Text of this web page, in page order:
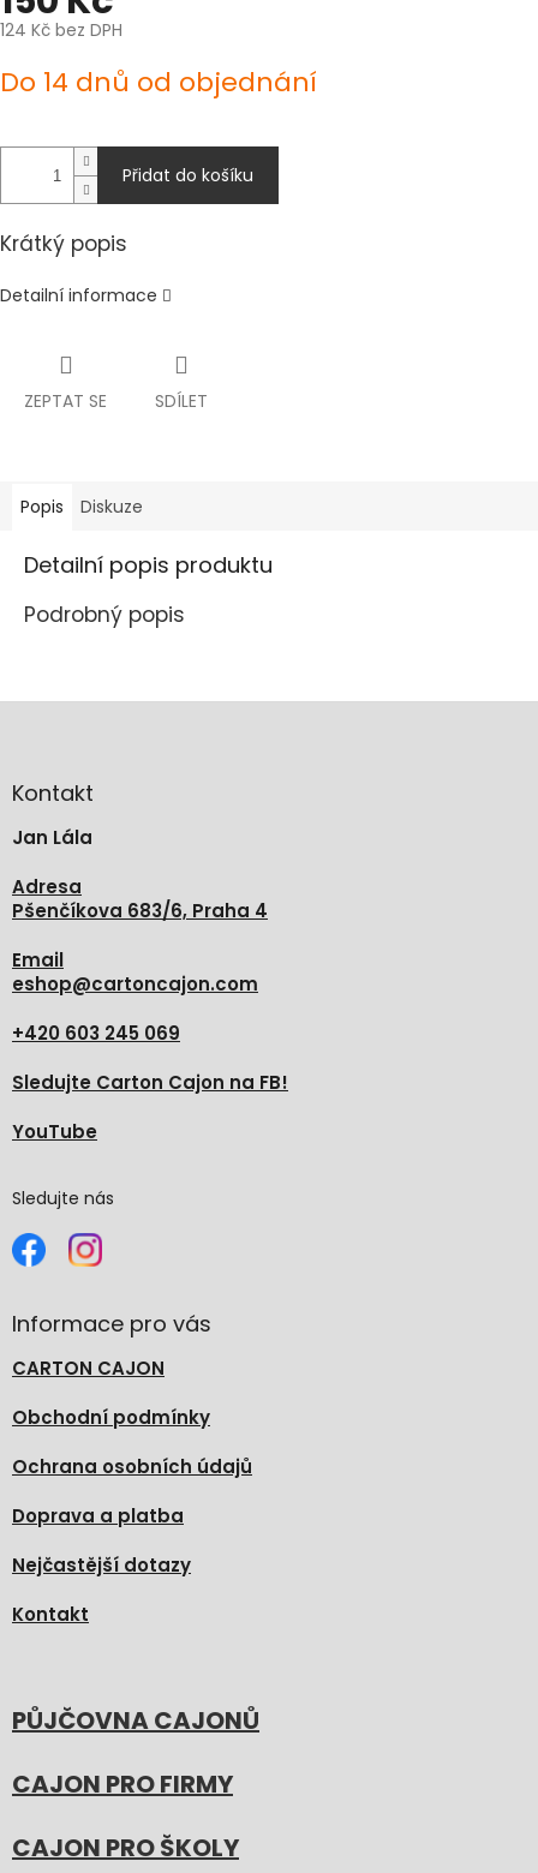
124 Kč bez DPH
cena:
Do 14 dnů od objednání
Přidat do košíku
Krátký popis
Detailní informace
ZEPTAT SE SDÍLET
Popis Diskuze
Detailní popis produktu
Podrobný popis
aKontakt
Jan Lála
Adresa
Pšenčíkova 683/6, Praha 4
Email
eshop@cartoncajon.com
+420 603 245 069
Sledujte Carton Cajon na FB!
YouTube
Sledujte nás
Informace pro vás
CARTON CAJON
Obchodní podmínky
Ochrana osobních údajů
Doprava a platba
Nejčastější dotazy
Kontakt
PŮJČOVNA CAJONŮ
CAJON PRO FIRMY
CAJON PRO ŠKOLY